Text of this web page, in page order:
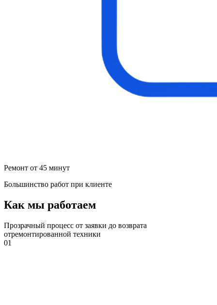
Ремонт от 45 минут
Большинство работ при клиенте
Как мы работаем
Прозрачный процесс от заявки до возврата
отремонтированной техники
01